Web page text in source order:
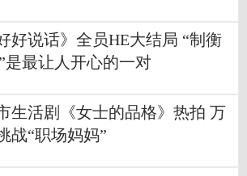
好说话》全员HE大结局 “制衡
是最让人开心的一对
生活剧《女士的品格》热拍 万
战“职场妈妈”